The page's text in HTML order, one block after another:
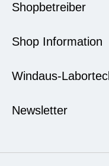
Shopbetreiber
Shop Information
Windaus-
Newsletter